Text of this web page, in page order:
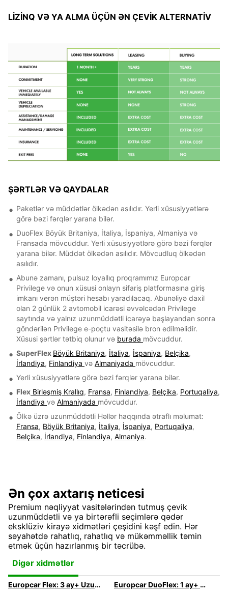
LİZİNQ VƏ YA ALMA ÜÇÜN ƏN ÇEVİK ALTERNATİV
ŞƏRTLƏR VƏ QAYDALAR
Paketlər və müddətlər ölkədən asılıdır. Yerli xüsusiyyətlərə
görə bəzi fərqlər yarana bilər.
DuoFlex Böyük Britaniya, İtaliya, İspaniya, Almaniya və
Fransada mövcuddur. Yerli xüsusiyyətlərə görə bəzi fərqlər
yarana bilər. Müddət ölkədən asılıdır. Mövcudluq ölkədən
asılıdır.
Abunə zamanı, pulsuz loyallıq proqramımız Europcar
Privilege və onun xüsusi onlayn sifariş platformasına giriş
imkanı verən müştəri hesabı yaradılacaq. Abunəliyə daxil
olan 2 günlük 2 avtomobil icarəsi əvvəlcədən Privilege
saytında və yalnız uzunmüddətli icarəyə başlayandan sonra
göndərilən Privilege e-poçtu vasitəsilə bron edilməlidir.
Xüsusi şərtlər tətbiq olunur və burada mövcuddur.
SuperFlex Böyük Britaniya, İtaliya, İspaniya, Belçika,
İrlandiya, Finlandiya və Almaniyada mövcuddur.
Yerli xüsusiyyətlərə görə bəzi fərqlər yarana bilər.
Flex Birləşmiş Krallıq, Fransa, Finlandiya, Belçika, Portuqaliya,
İrlandiya və Almaniyada mövcuddur.
Ölkə üzrə uzunmüddətli Həllər haqqında ətraflı məlumat:
Fransa, Böyük Britaniya, İtaliya, İspaniya, Portuqaliya,
Belçika, İrlandiya, Finlandiya, Almaniya.
Ən çox axtarış neticesi
Premium nəqliyyat vasitələrindən tutmuş çevik
uzunmüddətli və ya birtərəfli seçimlərə qədər
eksklüziv kirayə xidmətləri çeşidini kəşf edin. Hər
səyahətdə rahatlıq, rahatlıq və mükəmməllik təmin
etmək üçün hazırlanmış bir təcrübə.
Digər xidmətlər
Europcar Flex: 3 ay+ Uzunmüddətli abunəliyimiz Europcar DuoFlex: 1 ay+ Uzunmüddətli abunəliyimiz